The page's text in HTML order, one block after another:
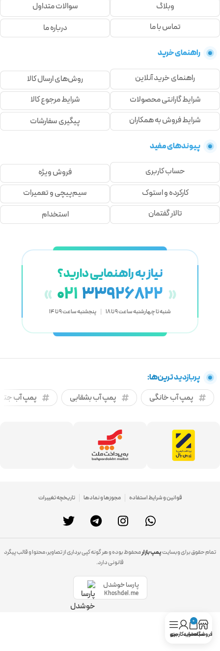
وبلاگ
سوالات متداول
تماس با ما
درباره ما
راهنمای خرید
راهنمای خرید آنلاین
روش‌های ارسال کالا
شرایط گارانتی محصولات
شرایط مرجوع کالا
شرایط فروش به همکاران
پیگیری سفارشات
پیوندهای مفید
حساب کاربری
فروش ویژه
کارکرده و استوک
سیم‌پیچی و تعمیرات
تالار گفتمان
استخدام
نیاز به راهنمایی دارید؟
« 021 33926822 »
شنبه تا چهارشنبه ساعت 9 تا 18 | پنجشنبه ساعت 9 تا 14
پربازدید ترین‌ها:
پمپ آب خانگی
پمپ آب بشقابی پمپ آب
قوانین و شرایط استفاده مجوزها و نمادها تاریخچه تغییرات
تمام حقوق برای وبسایتپمپ بازارمحفوظ بوده و هر گونه کپی برداری از تصاویر، محتوا و قالب پیگرد
قانونی دارد.
پارسا خوشدل
Khoshdel.me
فروشگاه
0
سبد خرید
حساب کاربری
منو